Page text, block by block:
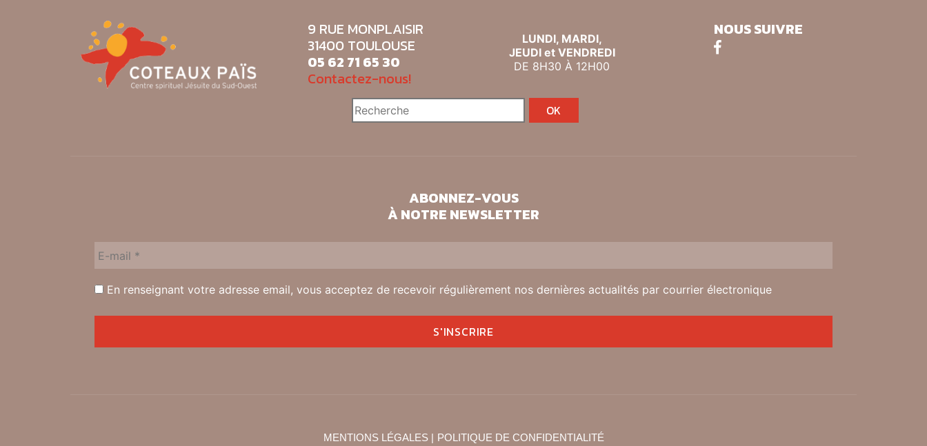
9 RUE MONPLAISIR
31400 TOULOUSE
05 62 71 65 30
Contactez-nous!
LUNDI, MARDI,
JEUDI et VENDREDI
DE 8H30 À 12H00
NOUS SUIVRE
ABONNEZ-VOUS
À NOTRE NEWSLETTER
En renseignant votre adresse email, vous acceptez de recevoir régulièrement nos dernières actualités par courrier électronique
MENTIONS LÉGALES | POLITIQUE DE CONFIDENTIALITÉ